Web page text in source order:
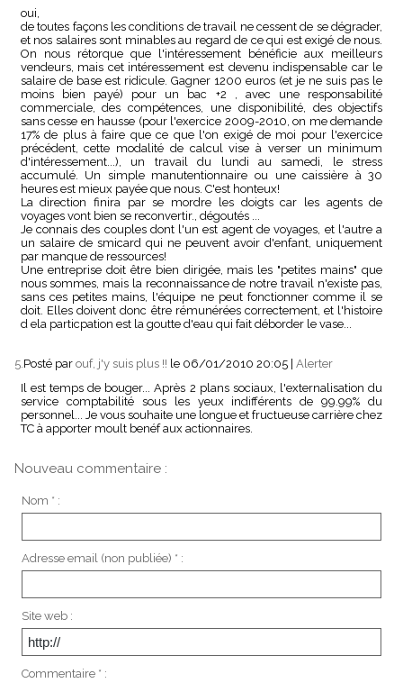
oui,
de toutes façons les conditions de travail ne cessent de se dégrader,
et nos salaires sont minables au regard de ce qui est exigé de nous.
On nous rétorque que l'intéressement bénéficie aux meilleurs
vendeurs, mais cet intéressement est devenu indispensable car le
salaire de base est ridicule. Gagner 1200 euros (et je ne suis pas le
moins bien payé) pour un bac +2 , avec une responsabilité
commerciale, des compétences, une disponibilité, des objectifs
sans cesse en hausse (pour l'exercice 2009-2010, on me demande
17% de plus à faire que ce que l'on exigé de moi pour l'exercice
précédent, cette modalité de calcul vise à verser un minimum
d'intéressement...), un travail du lundi au samedi, le stress
accumulé. Un simple manutentionnaire ou une caissière à 30
heures est mieux payée que nous. C'est honteux!
La direction finira par se mordre les doigts car les agents de
voyages vont bien se reconvertir., dégoutés ...
Je connais des couples dont l'un est agent de voyages, et l'autre a
un salaire de smicard qui ne peuvent avoir d'enfant, uniquement
par manque de ressources!
Une entreprise doit être bien dirigée, mais les "petites mains" que
nous sommes, mais la reconnaissance de notre travail n'existe pas,
sans ces petites mains, l'équipe ne peut fonctionner comme il se
doit. Elles doivent donc être rémunérées correctement, et l'histoire
d ela particpation est la goutte d'eau qui fait déborder le vase...
5. Posté par ouf, j'y suis plus !! le 06/01/2010 20:05 Alerter
Il est temps de bouger... Après 2 plans sociaux, l'externalisation du
service comptabilité sous les yeux indifférents de 99.99% du
personnel... Je vous souhaite une longue et fructueuse carrière chez
TC à apporter moult benéf aux actionnaires.
Nouveau commentaire :
Nom * :
Adresse email (non publiée) * :
Site web :
Commentaire * :